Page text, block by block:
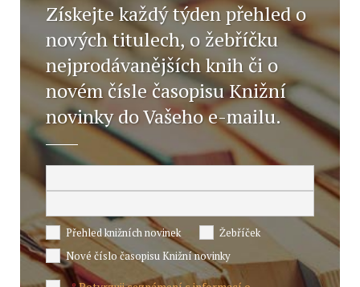
Získejte každý týden přehled o
nových titulech, o žebříčku
nejprodávanějších knih či o
novém čísle časopisu Knižní
novinky do Vašeho e-mailu.
Přehled knižních novinek
Žebříček
Nové číslo časopisu Knižní novinky